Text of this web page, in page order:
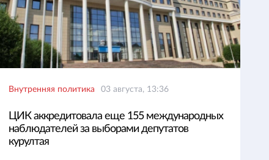
Внутренняя политика 03 августа, 13:36
ЦИК аккредитовала еще 155 международных
наблюдателей за выборами депутатов
курултая